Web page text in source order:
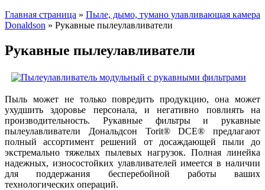
Главная страница » Пыле, дымо, тумано улавливающая камера
Donaldson » Рукавные пылеулавливатели
Рукавные пылеулавливатели
Пыль может не только повредить продукцию, она может
ухудшить здоровье персонала, и негативно повлиять на
производительность. Рукавные фильтры и рукавные
пылеулавливатели Дональдсон Torit® DCE® предлагают
полный ассортимент решений от досаждающей пыли до
экстремально тяжелых пылевых нагрузок. Полная линейка
надежных, износостойких улавливателей имеется в наличии
для поддержания бесперебойной работы ваших
технологических операций.